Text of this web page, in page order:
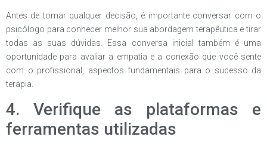
Antes de tomar qualquer decisão, é importante conversar com o
psicólogo para conhecer melhor sua abordagem terapêutica e tirar
todas as suas dúvidas. Essa conversa inicial também é uma
oportunidade para avaliar a empatia e a conexão que você sente
com o profissional, aspectos fundamentais para o sucesso da
terapia.
4. Verifique as plataformas e
ferramentas utilizadas